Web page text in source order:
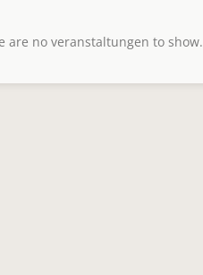
are no veranstaltungen to show.